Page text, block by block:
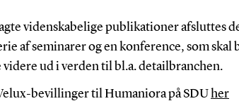
videnskabelige publikationer afsluttes
af seminarer og en konference, som skal
ud i verden til bl.a. detailbranchen.
bevillinger til Humaniora på SDU her